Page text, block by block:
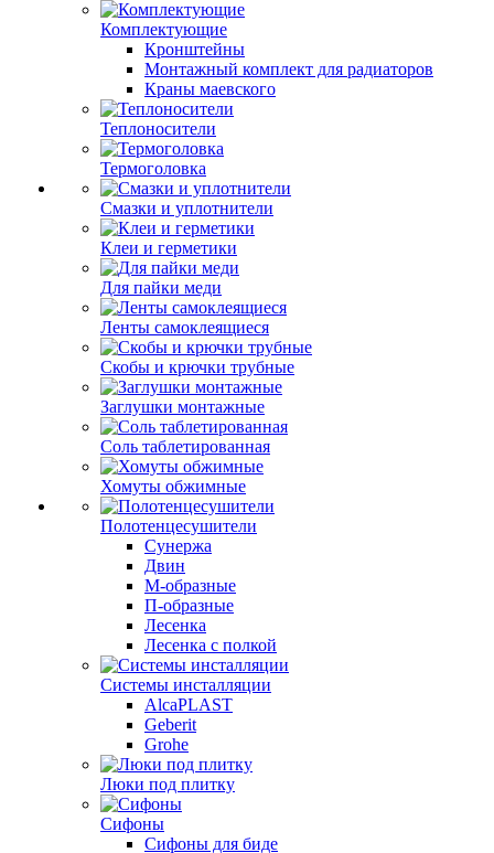
Комплектующие
Кронштейны
Монтажный комплект для радиаторов
Краны маевского
Теплоносители
Термоголовка
Смазки и уплотнители
Клеи и герметики
Для пайки меди
Ленты самоклеящиеся
Скобы и крючки трубные
Заглушки монтажные
Соль таблетированная
Хомуты обжимные
Полотенцесушители
Сунержа
Двин
М-образные
П-образные
Лесенка
Лесенка с полкой
Системы инсталляции
AlcaPLAST
Geberit
Grohe
Люки под плитку
Сифоны
Сифoны для биде